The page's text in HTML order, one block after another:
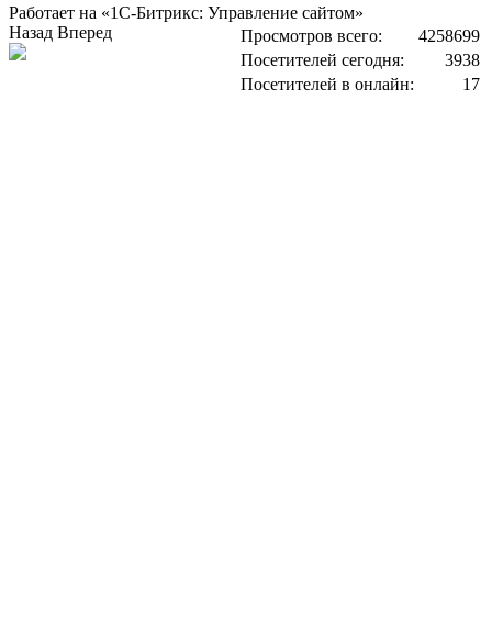
Работает на «1С-Битрикс: Управление сайтом»
Просмотров всего:
4258699
Посетителей сегодня:
3938
Посетителей в онлайн:
17
Назад Вперед